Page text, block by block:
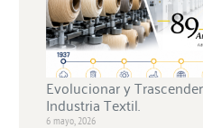
Evolucionar y
Industria Textil.
6 mayo, 2026